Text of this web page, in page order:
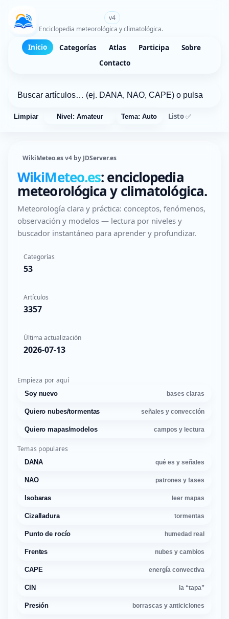
v4
Enciclopedia meteorológica y climatológica.
Inicio Categorías Atlas Participa
Sobre
Contacto
Limpiar Nivel: Amateur Tema: Auto Listo ✅
WikiMeteo.es v4 by JDServer.es
WikiMeteo.es: enciclopedia
meteorológica y climatológica.
Meteorología clara y práctica: conceptos, fenómenos,
observación y modelos — lectura por niveles y
buscador instantáneo para aprender y profundizar.
Categorías
53
Artículos
3357
Última actualización
2026-07-13
Empieza por aquí
Soy nuevo bases claras
Quiero nubes/tormentas señales y convección
Quiero mapas/modelos campos y lectura
Temas populares
DANA qué es y señales
NAO patrones y fases
Isobaras leer mapas
Cizalladura tormentas
Punto de rocío humedad real
Frentes nubes y cambios
CAPE energía convectiva
CIN la “tapa”
Presión borrascas y anticiclones